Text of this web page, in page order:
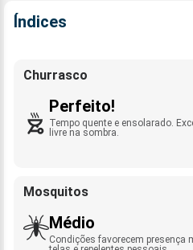
Índices
Churrasco
Perfeito!
Tempo quente e ensolarado.
livre na sombra.
Mosquitos
Médio
Condições favorecem presença